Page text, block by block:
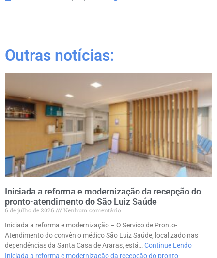
Outras notícias:
Iniciada a reforma e modernização da recepção do
pronto-atendimento do São Luiz Saúde
6 de julho de 2026
Nenhum comentário
Iniciada a reforma e modernização – O Serviço de Pronto-
Atendimento do convênio médico São Luiz Saúde, localizado nas
dependências da Santa Casa de Araras, está… Continue Lendo
Iniciada a reforma e modernização da recepção do pronto-